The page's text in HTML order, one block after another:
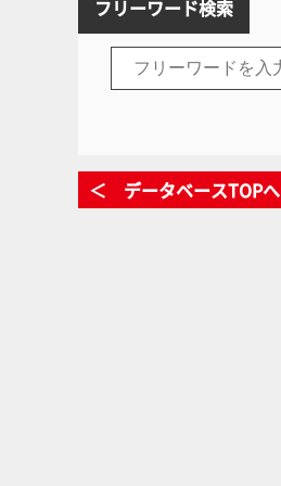
フリーワード検索
＜ データベースTOPへ